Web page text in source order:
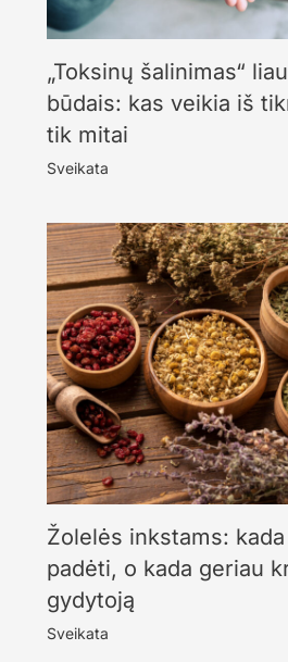
„Toksinų šalinimas“
būdais: kas veikia iš
tik mitai
Sveikata
Žolelės inkstams:
padėti, o kada geriau
gydytoją
Sveikata